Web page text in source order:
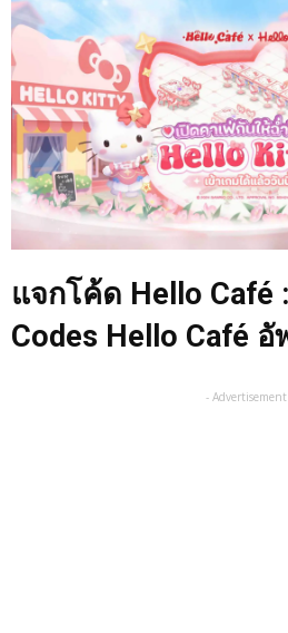
แจกโค้ด Hello Café
Codes Hello Café
-